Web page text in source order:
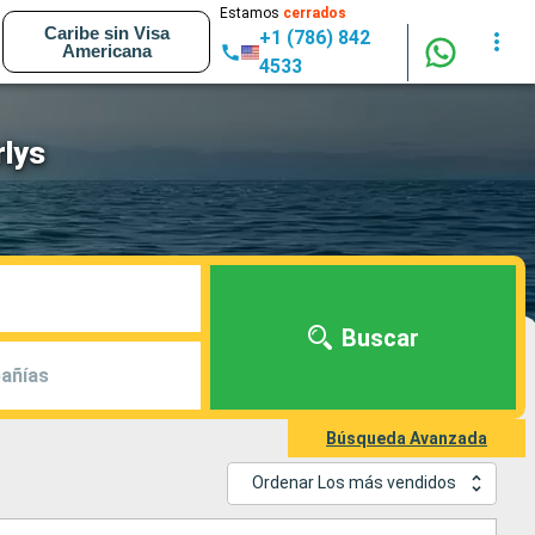
Caribe sin Visa
Americana
Estamos cerrados
+1 (786) 842
4533
Buscar
Búsqueda Avanzada
Ordenar Los más vendidos